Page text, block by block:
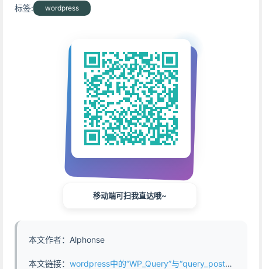
标签: wordpress
移动端可扫我直达哦~
本文作者：Alphonse
本文链接： wordpress中的“WP_Query”与“query_posts()” - https://www.abddb.com/query_posts_and_wp_query.html